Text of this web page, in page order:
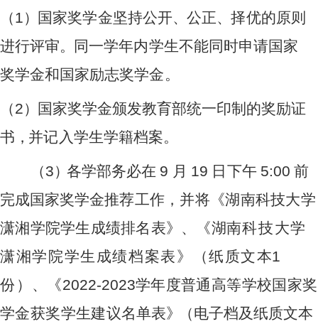
（1） 国家奖学金坚持公开、公正、择优的原则
进行评审。 同一学年内学生不能同时申请国家
奖学金和 国家励志奖学金。
（2） 国家奖学金颁发教育部统一印制的奖励证
书 ， 并记 入学生学籍档案。
（3） 各学部务必在 9 月 19 日 下午 5:00前
完成国家奖学金推荐工作，并将《湖南科技大学
潇湘学院学生成绩排名表》、《湖南科技大学
潇湘学 院学生成绩档案表》 （纸质文本1
份 ） 、 《2022-2023学年度普通 高等学校国家奖
学金获奖学生建议名单表》 （电子档及纸质文本